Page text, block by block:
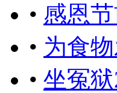
• 感恩
• 为食
• 坐冤